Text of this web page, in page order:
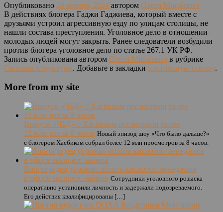
Опубликовано 24 января, 2024 автором Олеся Мицкевич
В действиях блогера Гаджи Гаджиева, который вместе с
друзьями устроил агрессивную езду по улицам столицы, не
нашли состава преступления. Уголовное дело в отношении
молодых людей могут закрыть. Ранее следователи возбудили
против блогера уголовное дело по статье 267.1 УК РФ.
Запись опубликована автором Олеся Мицкевич в рубрике
Силовые структуры. Добавьте в закладки постоянную ссылку.
More from my site
Выпуск «ЧБД» с Хасбиком посмотрели более
12 млн раз за 8 часов Новый эпизод шоу «Что было дальше?»
с блогером Хасбиком собрал более 12 млн просмотров за 8 часов.
Волгоградец угрожал облить кислотой менеджера
в офисе экспресс-займов Сотрудники уголовного розыска
оперативно установили личность и задержали подозреваемого.
Его действия квалифицированы […]